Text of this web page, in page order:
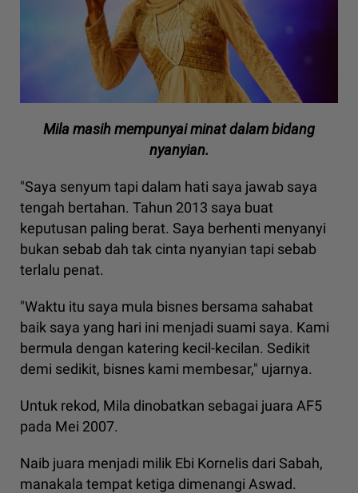
Mila masih mempunyai minat dalam bidang
nyanyian.
"Saya senyum tapi dalam hati saya jawab saya
tengah bertahan. Tahun 2013 saya buat
keputusan paling berat. Saya berhenti menyanyi
bukan sebab dah tak cinta nyanyian tapi sebab
terlalu penat.
"Waktu itu saya mula bisnes bersama sahabat
baik saya yang hari ini menjadi suami saya. Kami
bermula dengan katering kecil-kecilan. Sedikit
demi sedikit, bisnes kami membesar," ujarnya.
Untuk rekod, Mila dinobatkan sebagai juara AF5
pada Mei 2007.
Naib juara menjadi milik Ebi Kornelis dari Sabah,
manakala tempat ketiga dimenangi Aswad.